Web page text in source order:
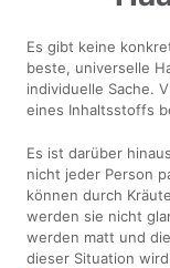
Es gibt keine
beste, universelle
individuelle Sache.
eines Inhaltsstoffs
Es ist darüber
nicht jeder Person
können durch
werden sie nicht
werden matt und
dieser Situation